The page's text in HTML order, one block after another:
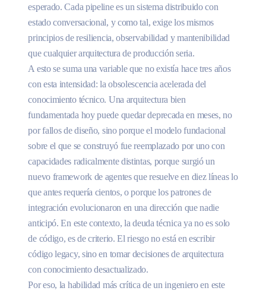
esperado. Cada pipeline es un sistema distribuido con
estado conversacional, y como tal, exige los mismos
principios de resiliencia, observabilidad y mantenibilidad
que cualquier arquitectura de producción seria.
A esto se suma una variable que no existía hace tres años
con esta intensidad: la obsolescencia acelerada del
conocimiento técnico. Una arquitectura bien
fundamentada hoy puede quedar deprecada en meses, no
por fallos de diseño, sino porque el modelo fundacional
sobre el que se construyó fue reemplazado por uno con
capacidades radicalmente distintas, porque surgió un
nuevo framework de agentes que resuelve en diez líneas lo
que antes requería cientos, o porque los patrones de
integración evolucionaron en una dirección que nadie
anticipó. En este contexto, la deuda técnica ya no es solo
de código, es de criterio. El riesgo no está en escribir
código legacy, sino en tomar decisiones de arquitectura
con conocimiento desactualizado.
Por eso, la habilidad más crítica de un ingeniero en este